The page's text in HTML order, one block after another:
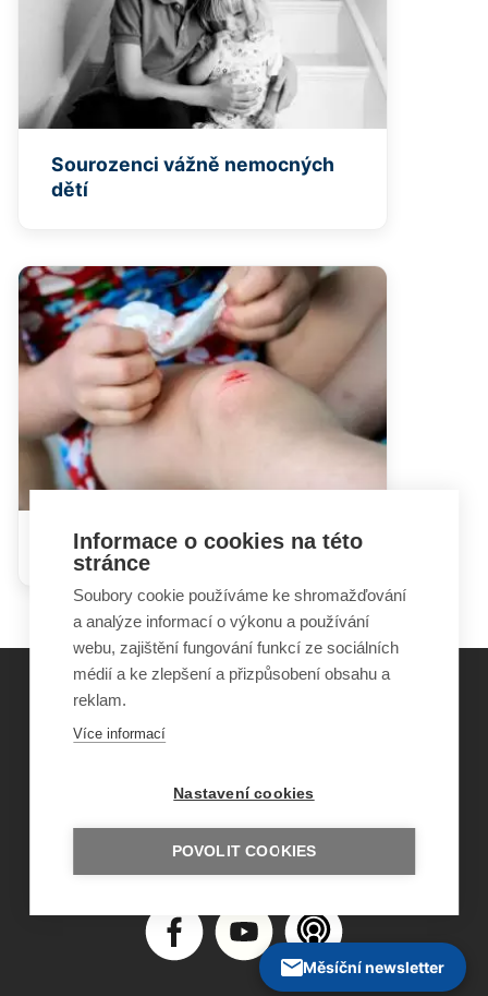
Sourozenci vážně nemocných
dětí
Úrazy u dětí a jejich prevence
©Obecně prospěšná společnost Sirius
ISSN 1805-8876
nazory@sancedetem.cz
Odběr novinek e-mailem
Měsíční newsletter
Informace o cookies na této
stránce
Soubory cookie používáme ke shromažďování
a analýze informací o výkonu a používání
webu, zajištění fungování funkcí ze sociálních
médií a ke zlepšení a přizpůsobení obsahu a
reklam.
Více informací
Nastavení cookies
POVOLIT COOKIES